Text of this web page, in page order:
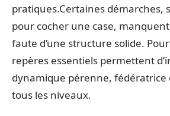
pratiques.Certaines démarches,
pour cocher une case, manquent
faute d’une structure solide.
repères essentiels permettent
dynamique pérenne, fédératrice
tous les niveaux.